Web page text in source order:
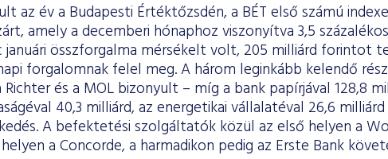
az év a Budapesti Értéktőzsdén, a BÉT első számú
amely a decemberi hónaphoz viszonyítva 3,5
januári összforgalma mérsékelt volt, 205 milliárd forintot
forgalomnak felel meg. A három leginkább kelendő
Richter és a MOL bizonyult – míg a bank papírjával 128,8
40,3 milliárd, az energetikai vállalatéval 26,6
A befektetési szolgáltatók közül az első helyen a
a Concorde, a harmadikon pedig az Erste Bank